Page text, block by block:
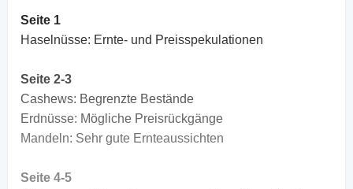
Seite 1
Haselnüsse: Ernte- und Preisspekulationen
Seite 2-3
Cashews: Begrenzte Bestände
Erdnüsse: Mögliche Preisrückgänge
Mandeln: Sehr gute Ernteaussichten
Seite 4-5